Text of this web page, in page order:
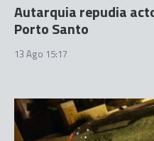
Autarquia repudia
Porto Santo
13 Ago 15:17